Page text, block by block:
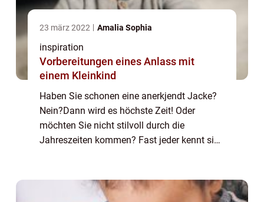
23 märz 2022 Amalia Sophia
inspiration
Vorbereitungen eines Anlass mit
einem Kleinkind
Haben Sie schonen eine anerkjendt Jacke?
Nein?Dann wird es höchste Zeit! Oder
möchten Sie nicht stilvoll durch die
Jahreszeiten kommen? Fast jeder kennt sie